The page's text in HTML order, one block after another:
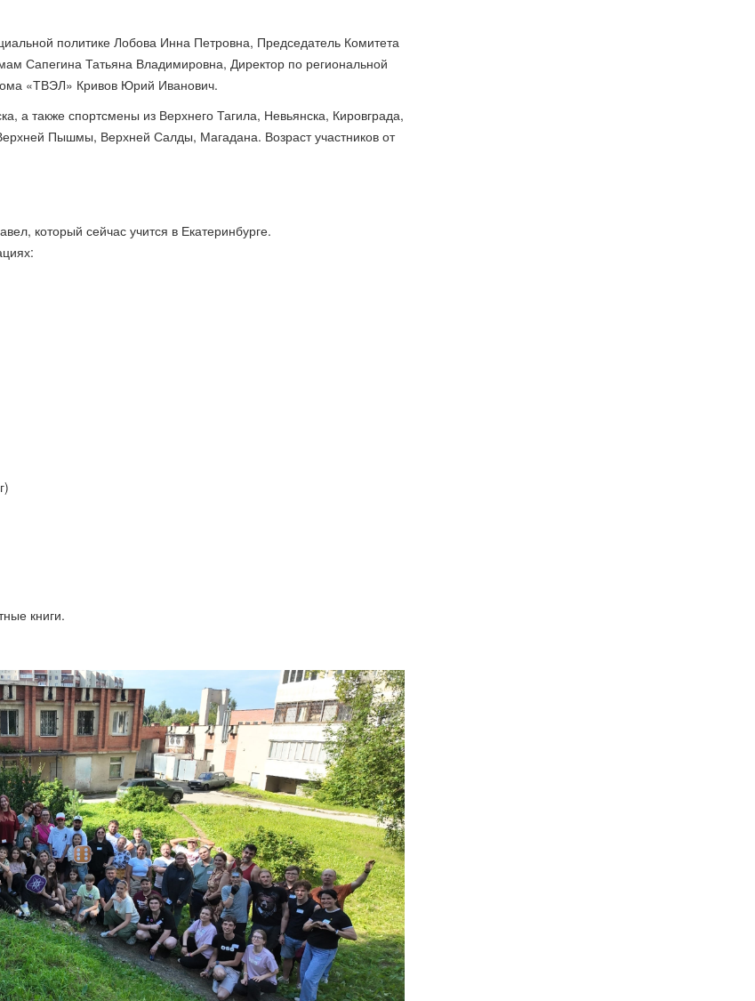
политике Лобова Инна Петровна, Председатель Комитета
Сапегина Татьяна Владимировна, Директор по региональной
«ТВЭЛ» Кривов Юрий Иванович.
а также спортсмены из Верхнего Тагила, Невьянска, Кировграда,
Пышмы, Верхней Салды, Магадана. Возраст участников от
который сейчас учится в Екатеринбурге.
книги.